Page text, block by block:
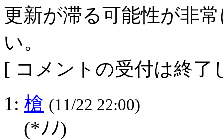
更新が滞る可能性が非
い。
[ コメントの受付は終了
1: 槍 (11/22 22:00)
(*ﾉﾉ)